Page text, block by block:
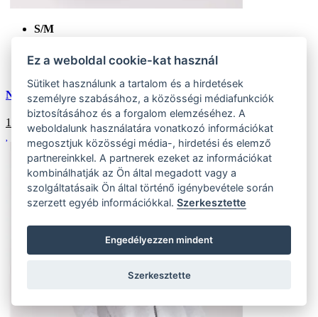
S/M
Szállítás az otthoni:
Külső tároló (7 ks)
Szállítás 4-7 munkanapon belül
Női cipzáras kapucnis pulóver ALLENA fekete
16364 HUF
Ez a weboldal cookie-kat használ
Sütiket használunk a tartalom és a hirdetések
személyre szabásához, a közösségi médiafunkciók
biztosításához és a forgalom elemzéséhez. A
weboldalunk használatára vonatkozó információkat
megosztjuk közösségi média-, hirdetési és elemző
partnereinkkel. A partnerek ezeket az információkat
kombinálhatják az Ön által megadott vagy a
szolgáltatásaik Ön által történő igénybevétele során
szerzett egyéb információkkal.Szerkesztette
Engedélyezzen mindent
Szerkesztette